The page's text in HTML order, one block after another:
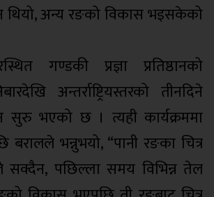
थियो, अन्य रङको विकास भइसकेको
गण्डकी प्रज्ञा प्रतिष्ठानको
अन्तर्राष्ट्रियस्तरको तीनदिने
सुरु भएको छ । त्यही कार्यक्रममा
बरालले भन्नुभयो, “पानी रङका चित्र
सक्दैन, पछिल्ला समय विभिन्न तेल